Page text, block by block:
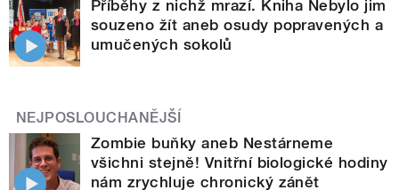
Příběhy z nichž mrazí. Kniha Nebylo jim
souzeno žít aneb osudy popravených a
umučených sokolů
NEJPOSLOUCHANĚJŠÍ
Zombie buňky aneb Nestárneme
všichni stejně! Vnitřní biologické hodiny
nám zrychluje chronický zánět